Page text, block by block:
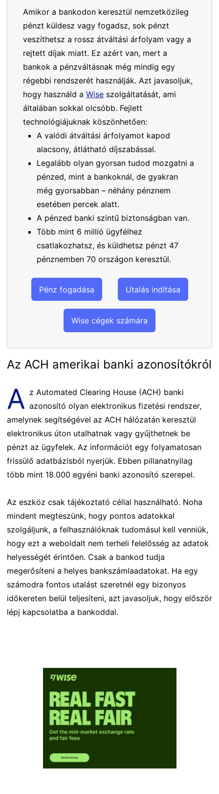
Amikor a bankodon keresztül nemzetközileg
pénzt küldesz vagy fogadsz, sok pénzt
veszíthetsz a rossz átváltási árfolyam vagy a
rejtett díjak miatt. Ez azért van, mert a
bankok a pénzváltásnak még mindig egy
régebbi rendszerét használják. Azt javasoljuk,
hogy használd a Wise szolgáltatását, ami
általában sokkal olcsóbb. Fejlett
technológiájuknak köszönhetően:
A valódi átváltási árfolyamot kapod
alacsony, átlátható díjszabással.
Legalább olyan gyorsan tudod mozgatni a
pénzed, mint a bankoknál, de gyakran
még gyorsabban – néhány pénznem
esetében percek alatt.
A pénzed banki szintű biztonságban van.
Több mint 6 millió ügyfélhez
csatlakozhatsz, és küldhetsz pénzt 47
pénznemben 70 országon keresztül.
Pénz fogadása Utalás indítása
Wise cégek számára
Az ACH amerikai banki azonosítókról
A z Automated Clearing House (ACH) banki
azonosító olyan elektronikus fizetési rendszer,
amelynek segítségével az ACH hálózatán keresztül
elektronikus úton utalhatnak vagy gyűjthetnek be
pénzt az ügyfelek. Az információt egy folyamatosan
frissülő adatbázisból nyerjük. Ebben pillanatnyilag
több mint 18.000 egyéni banki azonosító szerepel.
Az eszköz csak tájékoztató céllal használható. Noha
mindent megteszünk, hogy pontos adatokkal
szolgáljunk, a felhasználóknak tudomásul kell venniük,
hogy ezt a weboldalt nem terheli felelősség az adatok
helyességét érintően. Csak a bankod tudja
megerősíteni a helyes bankszámlaadatokat. Ha egy
számodra fontos utalást szeretnél egy bizonyos
időkereten belül teljesíteni, azt javasoljuk, hogy először
lépj kapcsolatba a bankoddal.